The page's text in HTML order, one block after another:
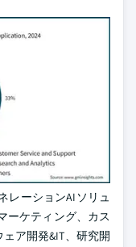
レーションAIソリュ
ーケティング、カス
ア開発&IT、研究開